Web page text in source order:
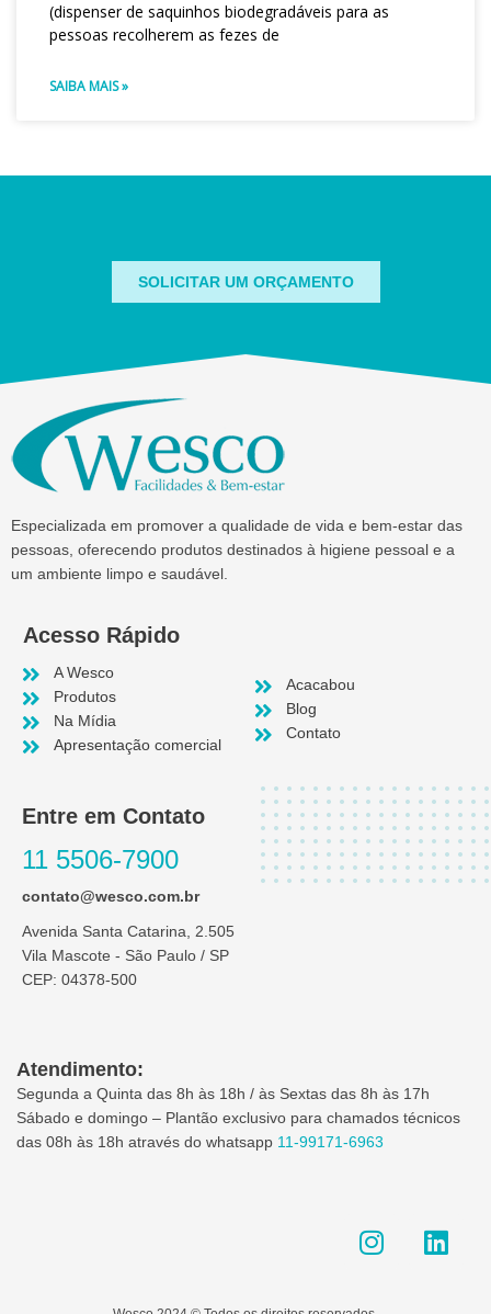
(dispenser de saquinhos biodegradáveis para as
pessoas recolherem as fezes de
SAIBA MAIS »
SOLICITAR UM ORÇAMENTO
Especializada em promover a qualidade de vida e bem-estar das
pessoas, oferecendo produtos destinados à higiene pessoal e a
um ambiente limpo e saudável.
Acesso Rápido
A Wesco
Produtos
Na Mídia
Apresentação comercial
Acacabou
Blog
Contato
Entre em Contato
11 5506-7900
contato@wesco.com.br
Avenida Santa Catarina, 2.505
Vila Mascote - São Paulo / SP
CEP: 04378-500
Atendimento:
Segunda a Quinta das 8h às 18h / às Sextas das 8h às 17h
Sábado e domingo – Plantão exclusivo para chamados técnicos
das 08h às 18h através do whatsapp 11-99171-6963
n i